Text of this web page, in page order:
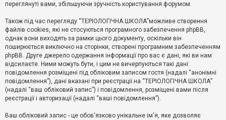
о
і
д
е
й
А
т
и
в
переглянуті вами, збільшуючи зручність користування форумом.
Також під час перегляду “ТЕРІОЛОГІЧНА ШКОЛА”можливе створення
файлів cookies, які не стосуються програмного забезпечення phpBB,
однак вони виходять за рамки цього документу, оскільки він
поширюється виключно на сторінки, створені програмним забезпеченням
phpBB. Друге джерело одержання інформації про вас є дані, які ви нам
відсилаєте. Ними можуть бути, і цим не вичерпуються такі дані:
повідомлення розміщені під обліковим записом гостя (надалі “анонімні
повідомлення”), дані вказані при реєстрації на “ТЕРІОЛОГІЧНА ШКОЛА”
(надалі “ваш обліковий запис”) і повідомлення, розміщені вами після
реєстрації і авторизації (надалі “ваші повідомлення”).
Ваш обліковий запис - це обов'язково унікальне ім'я, яке дозволяє